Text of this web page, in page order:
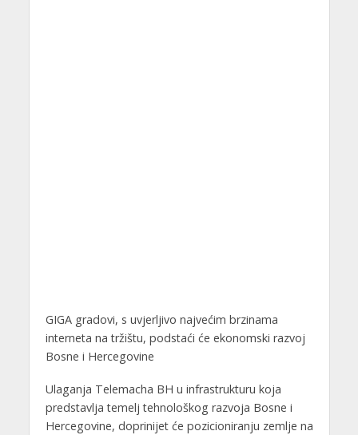
GIGA gradovi, s uvjerljivo najvećim brzinama
interneta na tržištu, podstaći će ekonomski razvoj
Bosne i Hercegovine
Ulaganja Telemacha BH u infrastrukturu koja
predstavlja temelj tehnološkog razvoja Bosne i
Hercegovine, doprinijet će pozicioniranju zemlje na